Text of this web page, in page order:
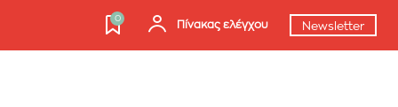
0
Πίνακας ελέγχου Newsletter